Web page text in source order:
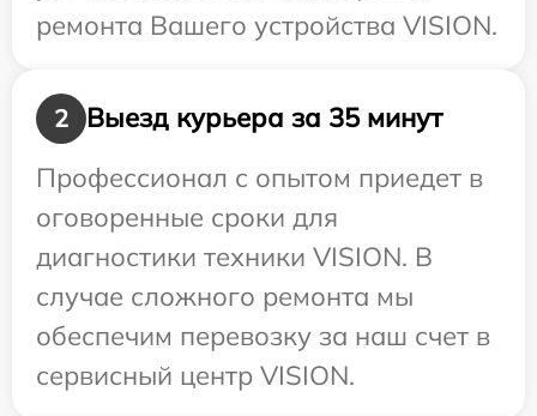
ремонта Вашего устройства VISION.
2
Выезд курьера за 35 минут
Профессионал с опытом приедет в
оговоренные сроки для
диагностики техники VISION. В
случае сложного ремонта мы
обеспечим перевозку за наш счет в
сервисный центр VISION.